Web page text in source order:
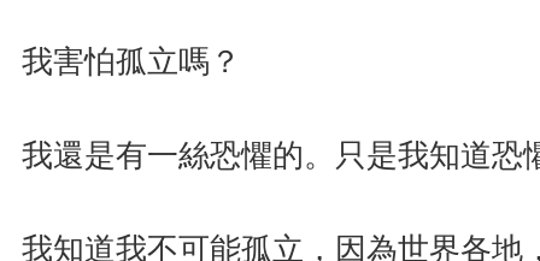
我害怕孤立嗎？
我還是有一絲恐懼的。只是我知道
我知道我不可能孤立，因為世界各